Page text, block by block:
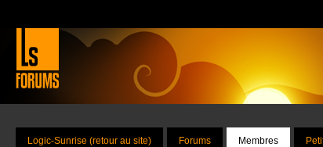
Logic-Sunrise (retour au site) Forums Membres